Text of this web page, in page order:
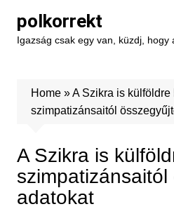
content
polkorrekt
Igazság csak egy van, küzdj, hogy
Home»A Szikra is külföldre
szimpatizánsaitól
A Szikra is
adatokat